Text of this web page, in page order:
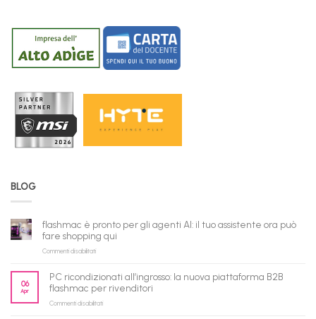
BLOG
flashmac è pronto per gli agenti AI: il tuo assistente ora può
fare shopping qui
Commenti disabilitatisu
pronto
per
gli
06
Apr
PC ricondizionati all’ingrosso: la nuova piattaforma B2B
flashmac per rivenditori
Commenti disabilitatisu